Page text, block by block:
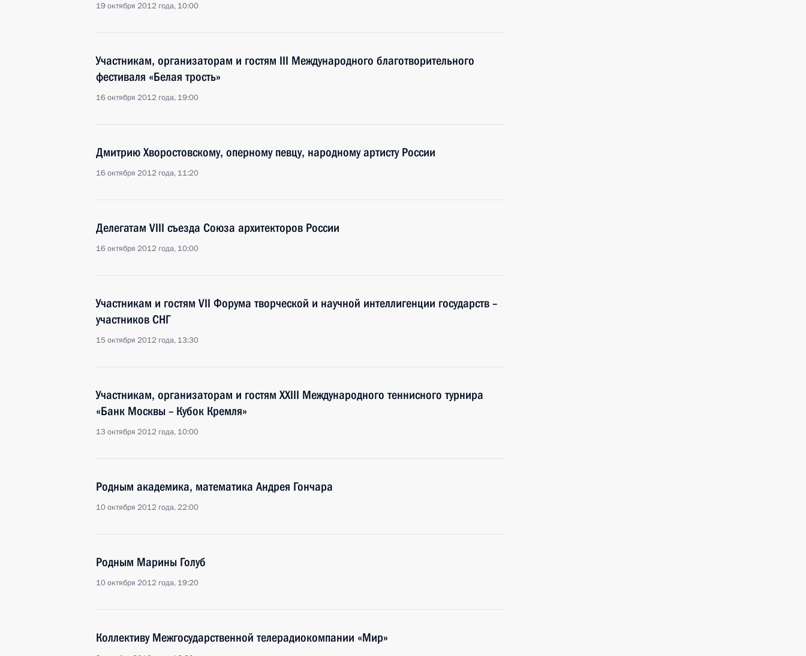
19 октября 2012 года, 10:00
Участникам, организаторам и гостям III Международного благотворительного
фестиваля «Белая трость»
16 октября 2012 года, 19:00
Дмитрию Хворостовскому, оперному певцу, народному артисту России
16 октября 2012 года, 11:20
Делегатам VIII съезда Союза архитекторов России
16 октября 2012 года, 10:00
Участникам и гостям VII Форума творческой и научной интеллигенции государств –
участников СНГ
15 октября 2012 года, 13:30
Участникам, организаторам и гостям XXIII Международного теннисного турнира
«Банк Москвы – Кубок Кремля»
13 октября 2012 года, 10:00
Родным академика, математика Андрея Гончара
10 октября 2012 года, 22:00
Родным Марины Голуб
10 октября 2012 года, 19:20
Коллективу Межгосударственной телерадиокомпании «Мир»